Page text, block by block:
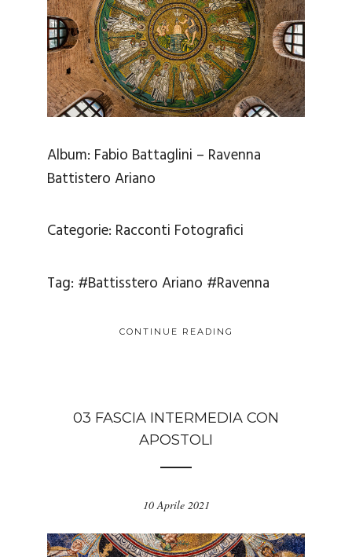
Album: Fabio Battaglini – Ravenna
Battistero Ariano
Categorie: Racconti Fotografici
Tag: #Battisstero Ariano #Ravenna
CONTINUE READING
03 FASCIA INTERMEDIA CON
APOSTOLI
10 Aprile 2021